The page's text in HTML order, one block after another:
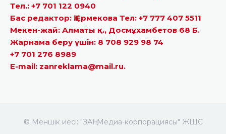
Тел.: +7 701 122 0940
Бас редактор: Қ.Ермекова Тел: +7 777 407 5511
Мекен-жай: Алматы қ., Досмұхамбетов 68 Б.
Жарнама беру үшін: 8 708 929 98 74
+7 701 276 8989
E-mail: zanreklama@mail.ru.
© Меншік иесі: "ЗАҢ" Медиа-корпорациясы" ЖШС